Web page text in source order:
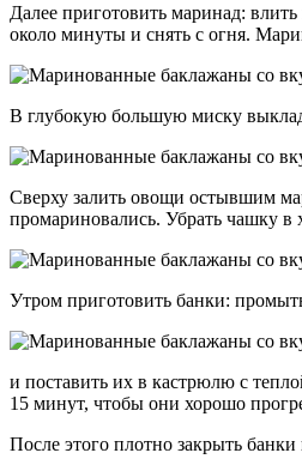
Далее приготовить маринад:
около минуты и снять с огня.
В глубокую большую миску
Сверху залить овощи остывшим
промариновались. Убрать чашку в
Утром приготовить банки:
и поставить их в кастрюлю с
15 минут, чтобы они хорошо
После этого плотно закрыть